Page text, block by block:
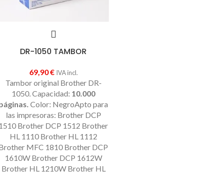
DR-1050 TAMBOR
69,90€ IVA incl.
Tambor original Brother DR-
1050. Capacidad: 10.000
Color: NegroApto para
las impresoras: Brother DCP
Brother DCP 1512 Brother
HL 1110 Brother HL 1112
MFC 1810 Brother DCP
1610W Brother DCP 1612W
Brother HL 1210W Brother HL